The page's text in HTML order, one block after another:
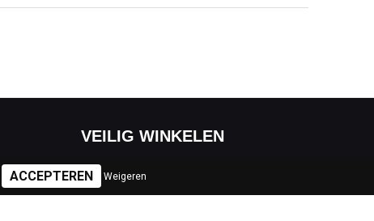
VEILIG WINKELEN
Algemene voorwaarden
Weigeren